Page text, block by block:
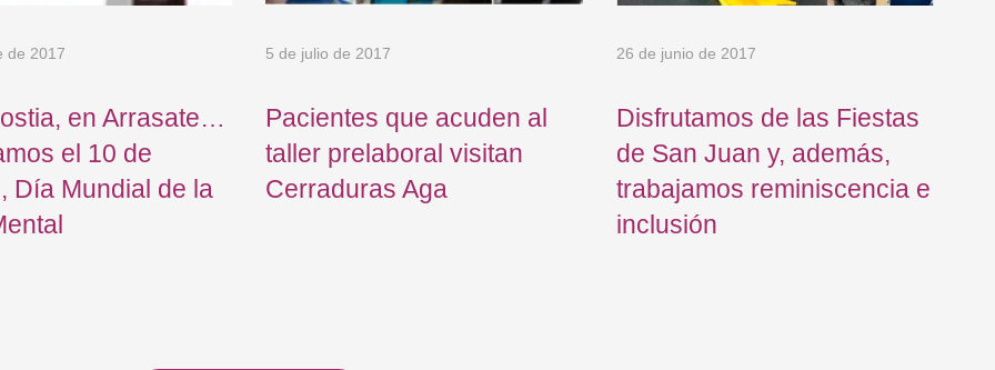
de 2017
en Arrasate…
el 10 de
Día Mundial de la
5 de julio de 2017
Pacientes que acuden al
taller prelaboral visitan
Cerraduras Aga
26 de junio de 2017
Disfrutamos de las Fiestas
de San Juan y, además,
trabajamos reminiscencia e
inclusión